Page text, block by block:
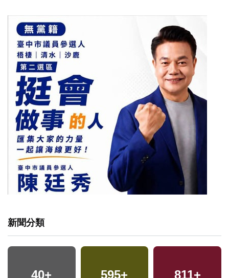
新聞分類
40+ 595+ 811+